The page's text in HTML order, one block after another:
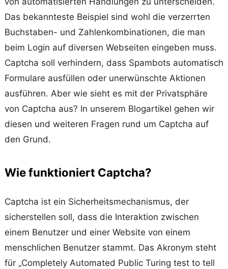
Das bekannteste Beispiel sind wohl die verzerrten
Buchstaben- und Zahlenkombinationen, die man
beim Login auf diversen Webseiten eingeben muss.
Captcha soll verhindern, dass Spambots automatisch
Formulare ausfüllen oder unerwünschte Aktionen
ausführen. Aber wie sieht es mit der Privatsphäre
von Captcha aus? In unserem Blogartikel gehen wir
diesen und weiteren Fragen rund um Captcha auf
den Grund.
Wie funktioniert Captcha?
Captcha ist ein Sicherheitsmechanismus, der
sicherstellen soll, dass die Interaktion zwischen
einem Benutzer und einer Website von einem
menschlichen Benutzer stammt. Das Akronym steht
für „Completely Automated Public Turing test to tell